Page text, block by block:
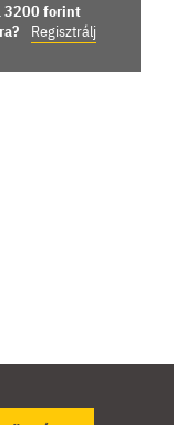
3200 forint
Regisztrálj